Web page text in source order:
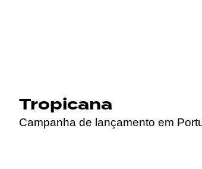
Tropicana
Campanha de lançamento em